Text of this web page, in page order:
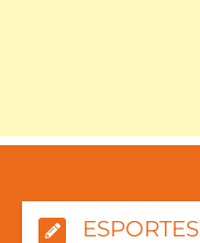
ESPORTES